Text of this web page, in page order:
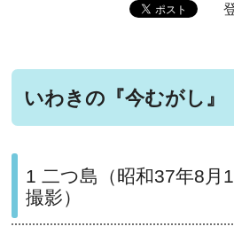
いわきの『今むがし
1 二つ島（昭和37年8月
撮影）